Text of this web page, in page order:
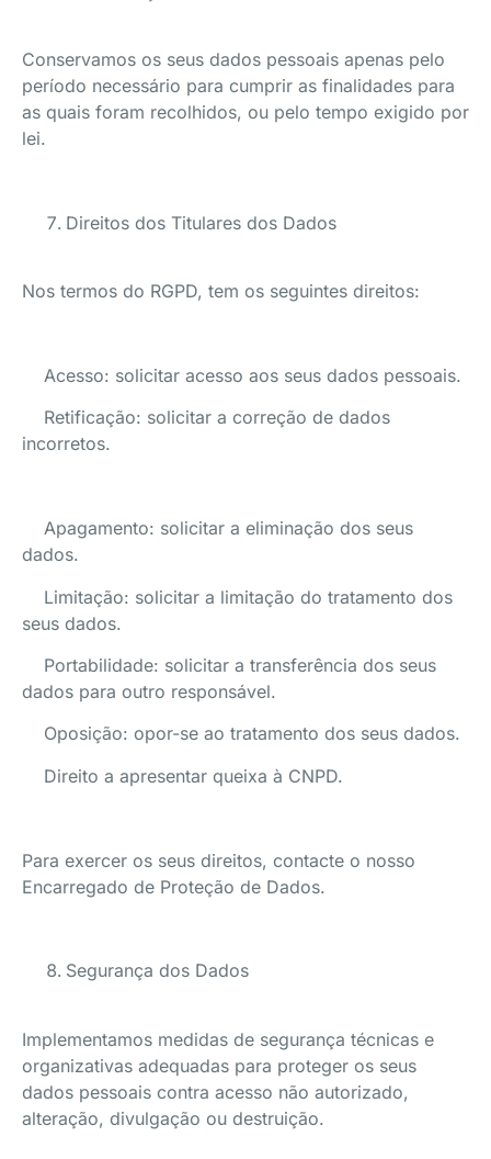
Conservamos os seus dados pessoais apenas pelo
período necessário para cumprir as finalidades para
as quais foram recolhidos, ou pelo tempo exigido por
lei.
Direitos dos Titulares dos Dados
Nos termos do RGPD, tem os seguintes direitos:
Acesso: solicitar acesso aos seus dados pessoais.
Retificação: solicitar a correção de dados
incorretos.
Apagamento: solicitar a eliminação dos seus
dados.
Limitação: solicitar a limitação do tratamento dos
seus dados.
Portabilidade: solicitar a transferência dos seus
dados para outro responsável.
Oposição: opor-se ao tratamento dos seus dados.
Direito a apresentar queixa à CNPD.
Para exercer os seus direitos, contacte o nosso
Encarregado de Proteção de Dados.
Segurança dos Dados
Implementamos medidas de segurança técnicas e
organizativas adequadas para proteger os seus
dados pessoais contra acesso não autorizado,
alteração, divulgação ou destruição.